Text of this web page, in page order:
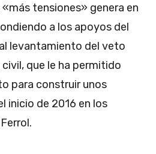
tensiones» genera en
a los apoyos del
levantamiento del veto
que le ha permitido
para construir unos
inicio de 2016 en los